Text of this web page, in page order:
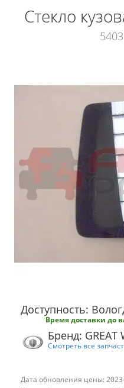
Стекло
Доступность:
Время доставки до
Бренд: GREAT
Смотреть все
Дата обновления цены: